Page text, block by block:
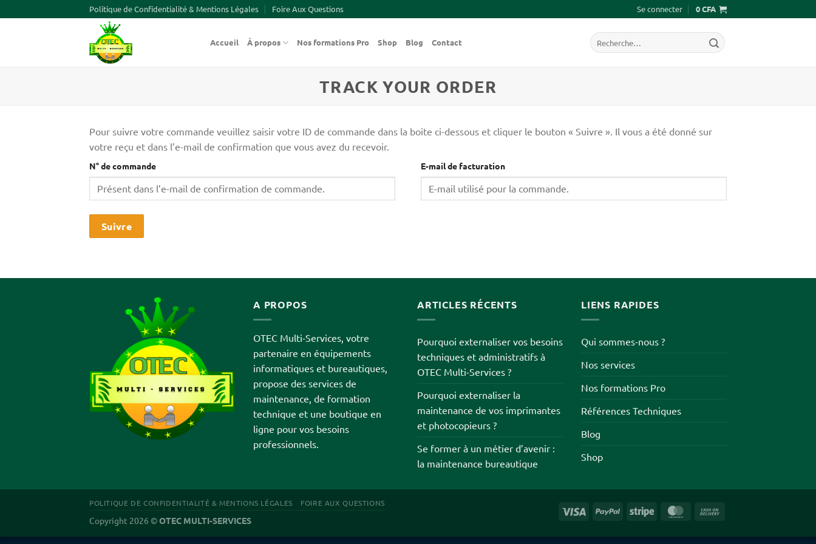
au
Politique de Confidentialité & Mentions Légales Foire Aux Questions Se connecter 0CFA
Accueil À propos Nos formations Pro Shop Blog Contact
Recherche
pour :
TRACK YOUR ORDER
Pour suivre votre commande veuillez saisir votre ID de commande dans la boite ci-dessous et cliquer le bouton « Suivre ». Il vous a été donné sur
votre reçu et dans l’e-mail de confirmation que vous avez du recevoir.
N° de commande E-mail de facturation
Suivre
A PROPOS
OTEC Multi-Services, votre
partenaire en équipements
informatiques et bureautiques,
propose des services de
maintenance, de formation
technique et une boutique en
ligne pour vos besoins
professionnels.
ARTICLES RÉCENTS
Pourquoi externaliser vos besoins
techniques et administratifs à
OTEC Multi-Services ?
Pourquoi externaliser la
maintenance de vos imprimantes
et photocopieurs ?
Se former à un métier d’avenir :
la maintenance bureautique
LIENS RAPIDES
Qui sommes-nous ?
Nos services
Nos formations Pro
Références Techniques
Blog
Shop
POLITIQUE DE CONFIDENTIALITÉ & MENTIONS LÉGALES FOIRE AUX QUESTIONS
Copyright 2026 ©OTEC MULTI-SERVICES